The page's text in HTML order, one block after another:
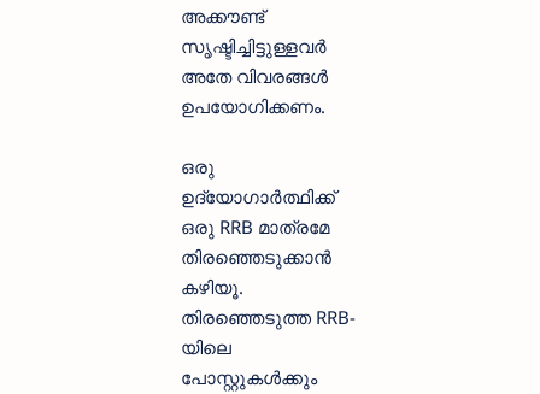
അക്കൗണ്ട്
സൃഷ്ടിച്ചിട്ടുള്ളവർ
അതേ വിവരങ്ങൾ
ഉപയോഗിക്കണം.
ഒരു
ഉദ്യോഗാർത്ഥിക്ക്
ഒരു RRB മാത്രമേ
തിരഞ്ഞെടുക്കാൻ
കഴിയൂ.
തിരഞ്ഞെടുത്ത RRB-
യിലെ
പോസ്റ്റുകൾക്കും